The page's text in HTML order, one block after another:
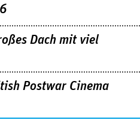
Dach mit viel
Postwar Cinema